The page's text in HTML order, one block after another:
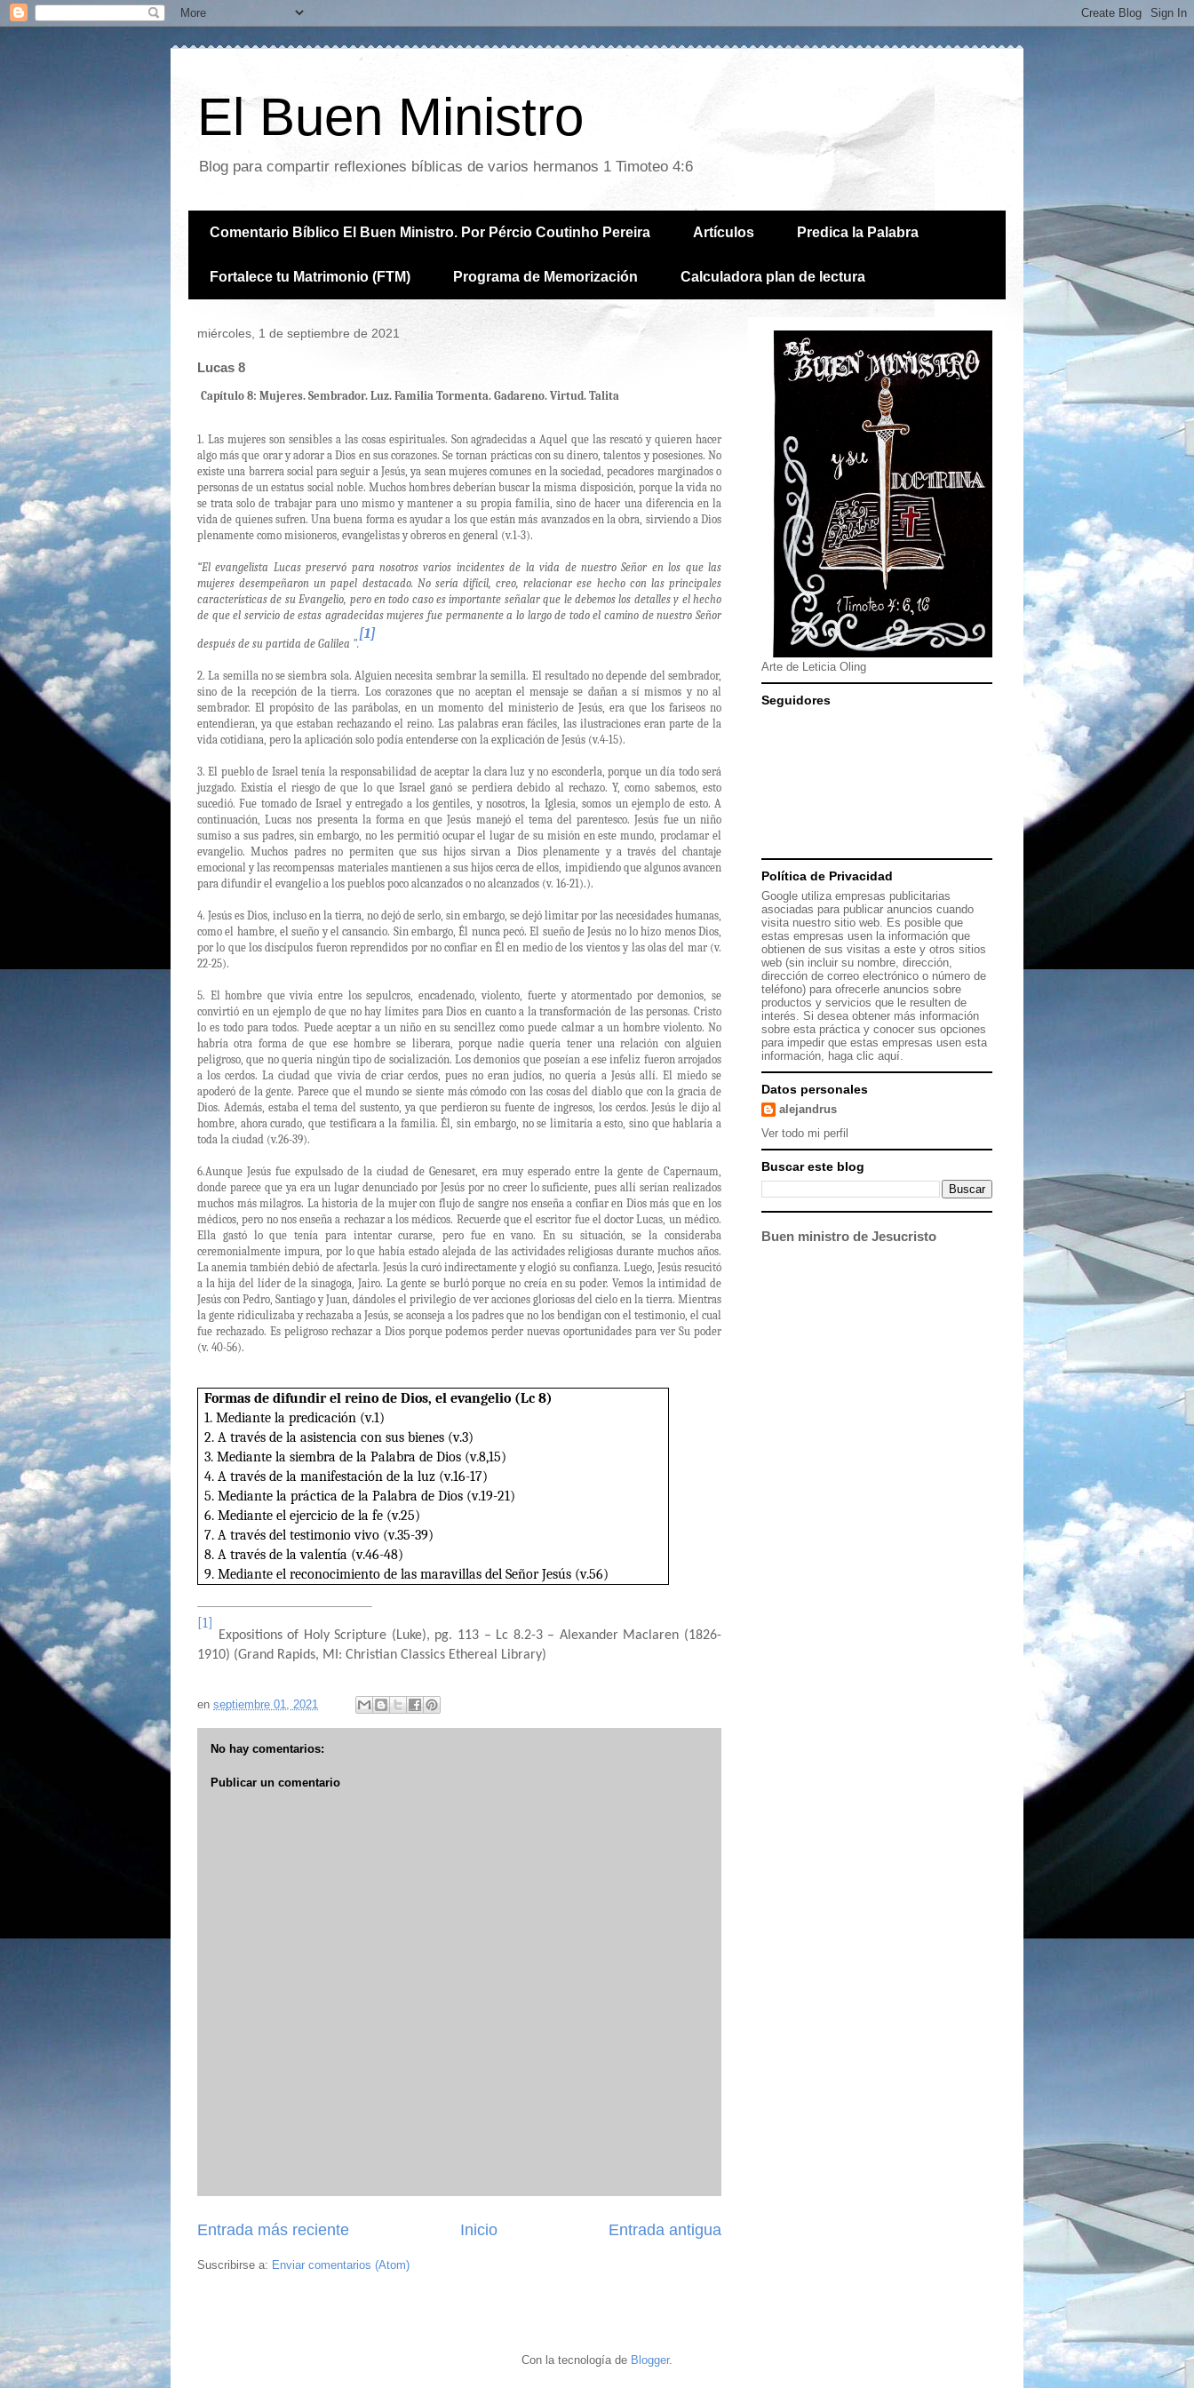
El Buen Ministro
Blog para compartir reflexiones bíblicas de varios hermanos 1 Timoteo 4:6
Comentario Bíblico El Buen Ministro. Por Pércio Coutinho Pereira Artículos Predica la Palabra
Fortalece tu Matrimonio (FTM) Programa de Memorización Calculadora plan de lectura
miércoles, 1 de septiembre de 2021
Lucas 8
Capítulo 8: Mujeres. Sembrador. Luz. Familia Tormenta. Gadareno. Virtud. Talita
1. Las mujeres son sensibles a las cosas espirituales. Son agradecidas a Aquel que las rescató y quieren hacer
algo más que orar y adorar a Dios en sus corazones. Se tornan prácticas con su dinero, talentos y posesiones. No
existe una barrera social para seguir a Jesús, ya sean mujeres comunes en la sociedad, pecadores marginados o
personas de un estatus social noble. Muchos hombres deberían buscar la misma disposición, porque la vida no
se trata solo de trabajar para uno mismo y mantener a su propia familia, sino de hacer una diferencia en la
vida de quienes sufren. Una buena forma es ayudar a los que están más avanzados en la obra, sirviendo a Dios
plenamente como misioneros, evangelistas y obreros en general (v.1-3).
“El evangelista Lucas preservó para nosotros varios incidentes de la vida de nuestro Señor en los que las
mujeres desempeñaron un papel destacado. No sería difícil, creo, relacionar ese hecho con las principales
características de su Evangelio, pero en todo caso es importante señalar que le debemos los detalles y el hecho
de que el servicio de estas agradecidas mujeres fue permanente a lo largo de todo el camino de nuestro Señor
después de su partida de Galilea ".
[1]
2. La semilla no se siembra sola. Alguien necesita sembrar la semilla. El resultado no depende del sembrador,
sino de la recepción de la tierra. Los corazones que no aceptan el mensaje se dañan a sí mismos y no al
sembrador. El propósito de las parábolas, en un momento del ministerio de Jesús, era que los fariseos no
entendieran, ya que estaban rechazando el reino. Las palabras eran fáciles, las ilustraciones eran parte de la
vida cotidiana, pero la aplicación solo podía entenderse con la explicación de Jesús (v.4-15).
3. El pueblo de Israel tenía la responsabilidad de aceptar la clara luz y no esconderla, porque un día todo será
juzgado. Existía el riesgo de que lo que Israel ganó se perdiera debido al rechazo. Y, como sabemos, esto
sucedió. Fue tomado de Israel y entregado a los gentiles, y nosotros, la Iglesia, somos un ejemplo de esto. A
continuación, Lucas nos presenta la forma en que Jesús manejó el tema del parentesco. Jesús fue un niño
sumiso a sus padres, sin embargo, no les permitió ocupar el lugar de su misión en este mundo, proclamar el
evangelio. Muchos padres no permiten que sus hijos sirvan a Dios plenamente y a través del chantaje
emocional y las recompensas materiales mantienen a sus hijos cerca de ellos, impidiendo que algunos avancen
para difundir el evangelio a los pueblos poco alcanzados o no alcanzados (v. 16-21).).
4. Jesús es Dios, incluso en la tierra, no dejó de serlo, sin embargo, se dejó limitar por las necesidades humanas,
como el hambre, el sueño y el cansancio. Sin embargo, Él nunca pecó. El sueño de Jesús no lo hizo menos Dios,
por lo que los discípulos fueron reprendidos por no confiar en Él en medio de los vientos y las olas del mar (v.
22-25).
5. El hombre que vivía entre los sepulcros, encadenado, violento, fuerte y atormentado por demonios, se
convirtió en un ejemplo de que no hay límites para Dios en cuanto a la transformación de las personas. Cristo
lo es todo para todos. Puede aceptar a un niño en su sencillez como puede calmar a un hombre violento. No
habría otra forma de que ese hombre se liberara, porque nadie quería tener una relación con alguien
peligroso, que no quería ningún tipo de socialización. Los demonios que poseían a ese infeliz fueron arrojados
a los cerdos. La ciudad que vivía de criar cerdos, pues no eran judíos, no quería a Jesús allí. El miedo se
apoderó de la gente. Parece que el mundo se siente más cómodo con las cosas del diablo que con la gracia de
Dios. Además, estaba el tema del sustento, ya que perdieron su fuente de ingresos, los cerdos. Jesús le dijo al
hombre, ahora curado, que testificara a la familia. Él, sin embargo, no se limitaría a esto, sino que hablaría a
toda la ciudad (v.26-39).
6.Aunque Jesús fue expulsado de la ciudad de Genesaret, era muy esperado entre la gente de Capernaum,
donde parece que ya era un lugar denunciado por Jesús por no creer lo suficiente, pues allí serían realizados
muchos más milagros. La historia de la mujer con flujo de sangre nos enseña a confiar en Dios más que en los
médicos, pero no nos enseña a rechazar a los médicos. Recuerde que el escritor fue el doctor Lucas, un médico.
Ella gastó lo que tenía para intentar curarse, pero fue en vano. En su situación, se la consideraba
ceremonialmente impura, por lo que había estado alejada de las actividades religiosas durante muchos años.
La anemia también debió de afectarla. Jesús la curó indirectamente y elogió su confianza. Luego, Jesús resucitó
a la hija del líder de la sinagoga, Jairo. La gente se burló porque no creía en su poder. Vemos la intimidad de
Jesús con Pedro, Santiago y Juan, dándoles el privilegio de ver acciones gloriosas del cielo en la tierra. Mientras
la gente ridiculizaba y rechazaba a Jesús, se aconseja a los padres que no los bendigan con el testimonio, el cual
fue rechazado. Es peligroso rechazar a Dios porque podemos perder nuevas oportunidades para ver Su poder
(v. 40-56).
Formas de difundir el reino de Dios, el evangelio (Lc 8)
1. Mediante la predicación (v.1)
2. A través de la asistencia con sus bienes (v.3)
3. Mediante la siembra de la Palabra de Dios (v.8,15)
4. A través de la manifestación de la luz (v.16-17)
5. Mediante la práctica de la Palabra de Dios (v.19-21)
6. Mediante el ejercicio de la fe (v.25)
7. A través del testimonio vivo (v.35-39)
8. A través de la valentía (v.46-48)
9. Mediante el reconocimiento de las maravillas del Señor Jesús (v.56)
[1]
Expositions of Holy Scripture (Luke), pg. 113 – Lc 8.2-3 – Alexander Maclaren (1826-
1910) (Grand Rapids, MI: Christian Classics Ethereal Library)
en septiembre 01, 2021
No hay comentarios:
Publicar un comentario
Entrada más reciente Entrada antigua
Inicio
Suscribirse a: Enviar comentarios (Atom)
Arte de Leticia Oling
Seguidores
Política de Privacidad
Google utiliza empresas publicitarias
asociadas para publicar anuncios cuando
visita nuestro sitio web. Es posible que
estas empresas usen la información que
obtienen de sus visitas a este y otros sitios
web (sin incluir su nombre, dirección,
dirección de correo electrónico o número de
teléfono) para ofrecerle anuncios sobre
productos y servicios que le resulten de
interés. Si desea obtener más información
sobre esta práctica y conocer sus opciones
para impedir que estas empresas usen esta
información, haga clic aquí.
Datos personales
alejandrus
Ver todo mi perfil
Buscar este blog
Buen ministro de Jesucristo
Con la tecnología de Blogger.